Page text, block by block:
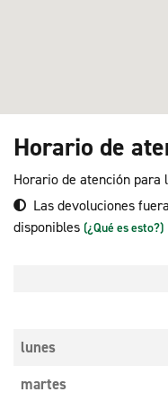
Horario de
Horario de atención para
Las devoluciones
disponibles (¿Qué es esto?)
lunes
martes